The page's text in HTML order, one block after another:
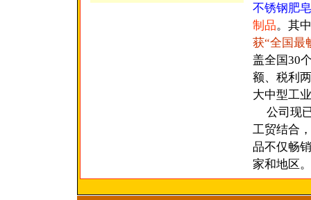
不锈钢肥皂
制品。其中
获“全国最
盖全国30
额、税利
大中型工
公司现
工贸结合
品不仅畅
家和地区。